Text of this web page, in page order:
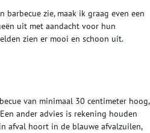
barbecue zie, maak ik graag even een
uit met aandacht voor hun
zien er mooi en schoon uit.
van minimaal 30 centimeter hoog,
ander advies is rekening houden
afval hoort in de blauwe afvalzuilen,